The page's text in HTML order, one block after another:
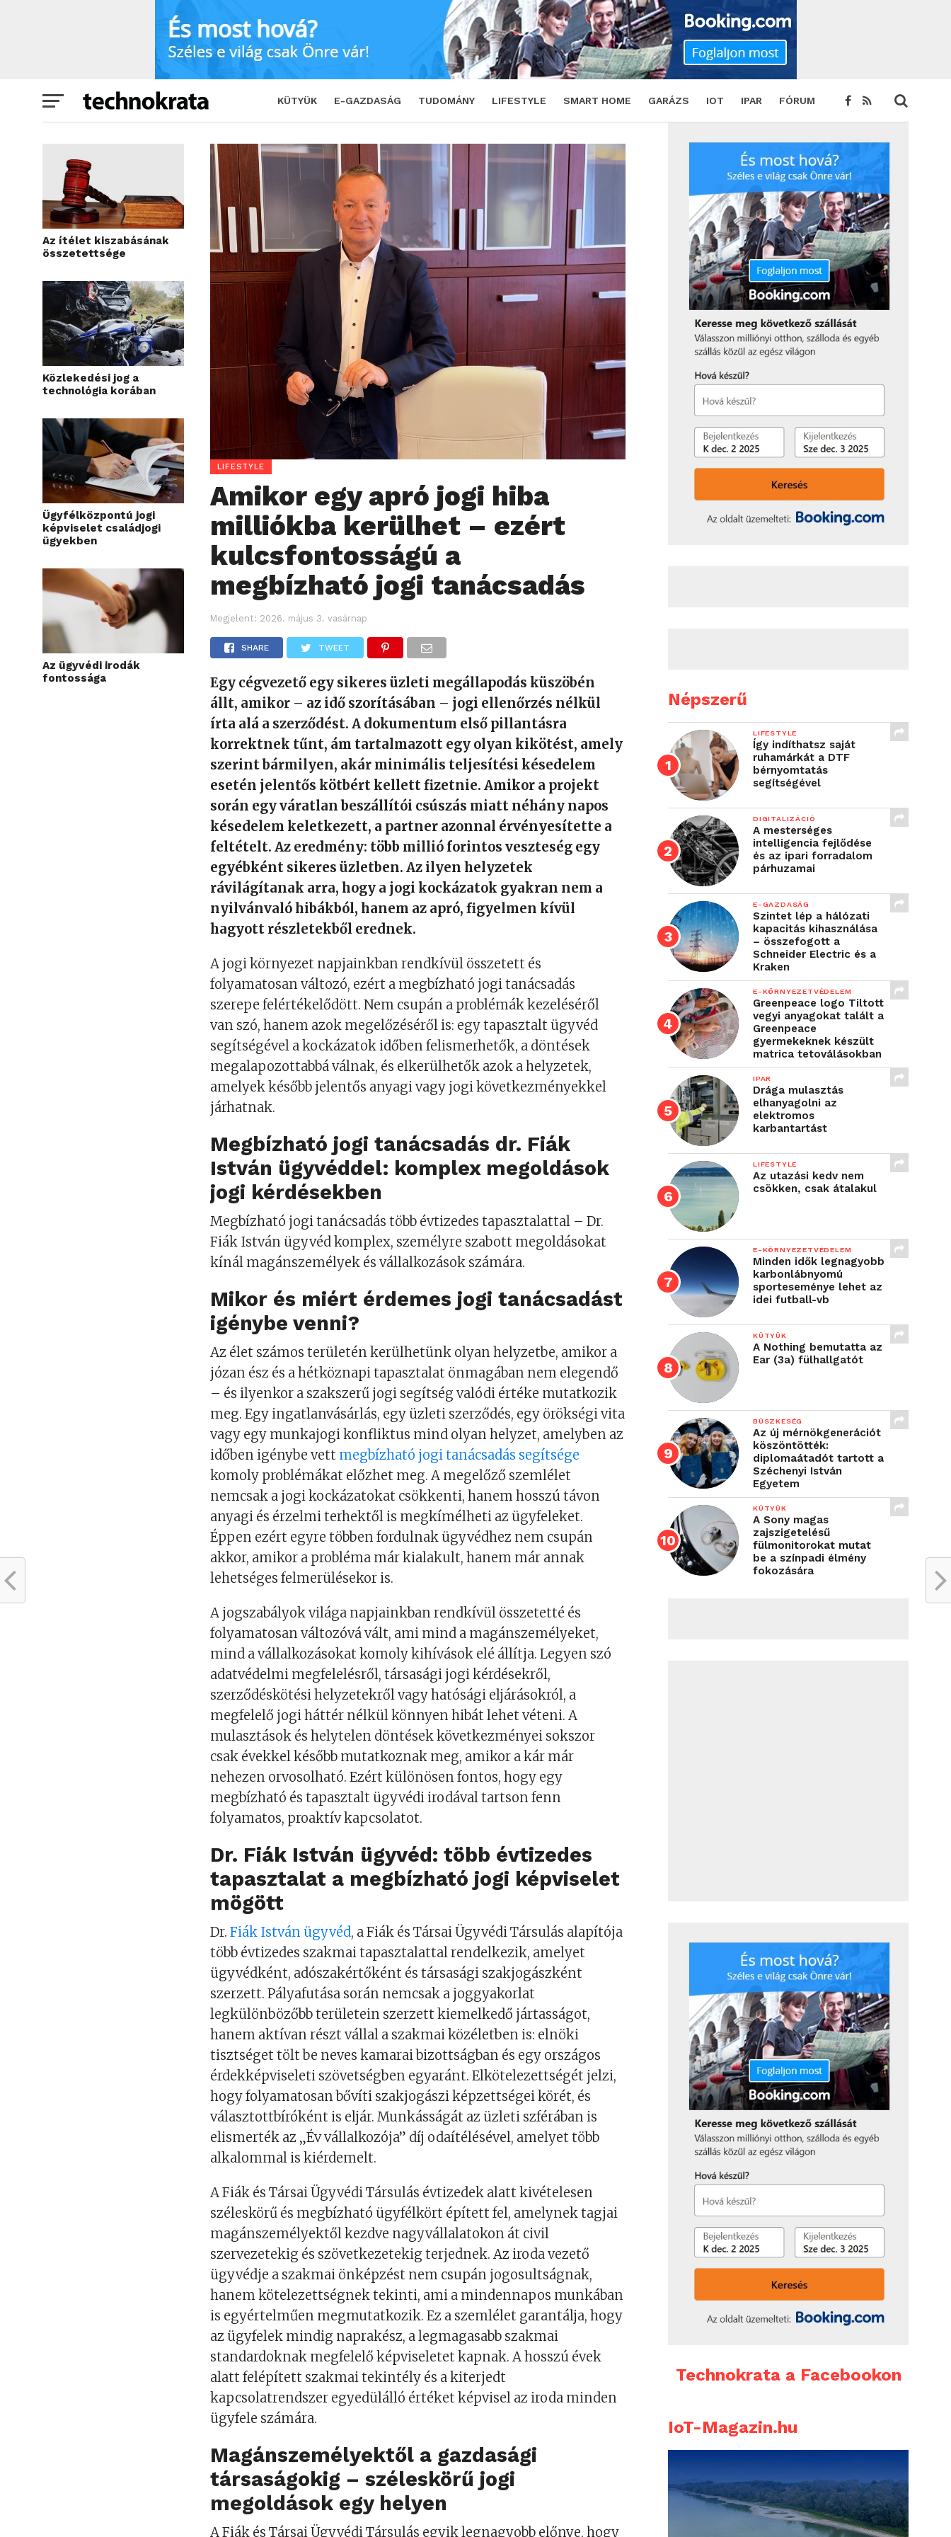
KÜTYÜK E-GAZDASÁG TUDOMÁNY LIFESTYLE SMART HOME GARÁZS IOT IPAR FÓRUM
Amikor egy apró jogi hiba milliókba kerülhet – ezért kulcsfontosságú a megbízható jogi tanácsadás
SHARE TWEET
Az ítélet kiszabásának
összetettsége
Közlekedési jog a
technológia korában
Ügyfélközpontú jogi
képviselet családjogi
ügyekben
Az ügyvédi irodák
fontossága
LIFESTYLE
Amikor egy apró jogi hiba
milliókba kerülhet – ezért
kulcsfontosságú a
megbízható jogi tanácsadás
Megjelent: 2026. május 3. vasárnap
SHARE TWEET
Egy cégvezető egy sikeres üzleti megállapodás küszöbén
állt, amikor – az idő szorításában – jogi ellenőrzés nélkül
írta alá a szerződést. A dokumentum első pillantásra
korrektnek tűnt, ám tartalmazott egy olyan kikötést, amely
szerint bármilyen, akár minimális teljesítési késedelem
esetén jelentős kötbért kellett fizetnie. Amikor a projekt
során egy váratlan beszállítói csúszás miatt néhány napos
késedelem keletkezett, a partner azonnal érvényesítette a
feltételt. Az eredmény: több millió forintos veszteség egy
egyébként sikeres üzletben. Az ilyen helyzetek
rávilágítanak arra, hogy a jogi kockázatok gyakran nem a
nyilvánvaló hibákból, hanem az apró, figyelmen kívül
hagyott részletekből erednek.
A jogi környezet napjainkban rendkívül összetett és
folyamatosan változó, ezért a megbízható jogi tanácsadás
szerepe felértékelődött. Nem csupán a problémák kezeléséről
van szó, hanem azok megelőzéséről is: egy tapasztalt ügyvéd
segítségével a kockázatok időben felismerhetők, a döntések
megalapozottabbá válnak, és elkerülhetők azok a helyzetek,
amelyek később jelentős anyagi vagy jogi következményekkel
járhatnak.
Megbízható jogi tanácsadás dr. Fiák
István ügyvéddel: komplex megoldások
jogi kérdésekben
Megbízható jogi tanácsadás több évtizedes tapasztalattal – Dr.
Fiák István ügyvéd komplex, személyre szabott megoldásokat
kínál magánszemélyek és vállalkozások számára.
Mikor és miért érdemes jogi tanácsadást
igénybe venni?
Az élet számos területén kerülhetünk olyan helyzetbe, amikor a
józan ész és a hétköznapi tapasztalat önmagában nem elegendő
– és ilyenkor a szakszerű jogi segítség valódi értéke mutatkozik
meg. Egy ingatlanvásárlás, egy üzleti szerződés, egy örökségi vita
vagy egy munkajogi konfliktus mind olyan helyzet, amelyben az
időben igénybe vett megbízható jogi tanácsadás segítsége
komoly problémákat előzhet meg. A megelőző szemlélet
nemcsak a jogi kockázatokat csökkenti, hanem hosszú távon
anyagi és érzelmi terhektől is megkímélheti az ügyfeleket.
Éppen ezért egyre többen fordulnak ügyvédhez nem csupán
akkor, amikor a probléma már kialakult, hanem már annak
lehetséges felmerülésekor is.
A jogszabályok világa napjainkban rendkívül összetetté és
folyamatosan változóvá vált, ami mind a magánszemélyeket,
mind a vállalkozásokat komoly kihívások elé állítja. Legyen szó
adatvédelmi megfelelésről, társasági jogi kérdésekről,
szerződéskötési helyzetekről vagy hatósági eljárásokról, a
megfelelő jogi háttér nélkül könnyen hibát lehet véteni. A
mulasztások és helytelen döntések következményei sokszor
csak évekkel később mutatkoznak meg, amikor a kár már
nehezen orvosolható. Ezért különösen fontos, hogy egy
megbízható és tapasztalt ügyvédi irodával tartson fenn
folyamatos, proaktív kapcsolatot.
Dr. Fiák István ügyvéd: több évtizedes
tapasztalat a megbízható jogi képviselet
mögött
Dr.Fiák István ügyvéd, a Fiák és Társai Ügyvédi Társulás alapítója
több évtizedes szakmai tapasztalattal rendelkezik, amelyet
ügyvédként, adószakértőként és társasági szakjogászként
szerzett. Pályafutása során nemcsak a joggyakorlat
legkülönbözőbb területein szerzett kiemelkedő jártasságot,
hanem aktívan részt vállal a szakmai közéletben is: elnöki
tisztséget tölt be neves kamarai bizottságban és egy országos
érdekképviseleti szövetségben egyaránt. Elkötelezettségét jelzi,
hogy folyamatosan bővíti szakjogászi képzettségei körét, és
választottbíróként is eljár. Munkásságát az üzleti szférában is
elismerték az „Év vállalkozója” díj odaítélésével, amelyet több
alkalommal is kiérdemelt.
A Fiák és Társai Ügyvédi Társulás évtizedek alatt kivételesen
széleskörű és megbízható ügyfélkört épített fel, amelynek tagjai
magánszemélyektől kezdve nagyvállalatokon át civil
szervezetekig és szövetkezetekig terjednek. Az iroda vezető
ügyvédje a szakmai önképzést nem csupán jogosultságnak,
hanem kötelezettségnek tekinti, ami a mindennapos munkában
is egyértelműen megmutatkozik. Ez a szemlélet garantálja, hogy
az ügyfelek mindig naprakész, a legmagasabb szakmai
standardoknak megfelelő képviseletet kapnak. A hosszú évek
alatt felépített szakmai tekintély és a kiterjedt
kapcsolatrendszer egyedülálló értéket képvisel az iroda minden
ügyfele számára.
Magánszemélyektől a gazdasági
társaságokig – széleskörű jogi
megoldások egy helyen
A Fiák és Társai Ügyvédi Társulás egyik legnagyobb előnye, hogy
Népszerű
LIFESTYLE
Így indíthatsz saját
ruhamárkát a DTF
bérnyomtatás
segítségével
DIGITALIZÁCIÓ
A mesterséges
intelligencia fejlődése
és az ipari forradalom
párhuzamai
E-GAZDASÁG
Szintet lép a hálózati
kapacitás kihasználása
– összefogott a
Schneider Electric és a
Kraken
E-KÖRNYEZETVÉDELEM
Greenpeace logo Tiltott
vegyi anyagokat talált a
Greenpeace
gyermekeknek készült
matrica tetoválásokban
IPAR
Drága mulasztás
elhanyagolni az
elektromos
karbantartást
LIFESTYLE
Az utazási kedv nem
csökken, csak átalakul
E-KÖRNYEZETVÉDELEM
Minden idők legnagyobb
karbonlábnyomú
sporteseménye lehet az
idei futball-vb
KÜTYÜK
A Nothing bemutatta az
Ear (3a) fülhallgatót
BÜSZKESÉG
Az új mérnökgenerációt
köszöntötték:
diplomaátadót tartott a
Széchenyi István
Egyetem
KÜTYÜK
A Sony magas
zajszigetelésű
fülmonitorokat mutat
be a színpadi élmény
fokozására
Technokrata a Facebookon
IoT-Magazin.hu